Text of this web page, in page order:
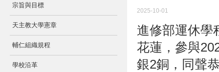
宗旨與目標
天主教大學憲章
輔仁組織規程
學校沿革
2025-10-01
進修部運休學
花蓮，參與
銀2銅，同聲